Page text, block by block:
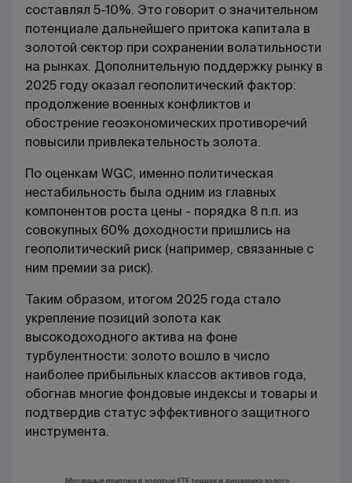
составлял 5-10%. Это говорит о значительном
потенциале дальнейшего притока капитала в
золотой сектор при сохранении волатильности
на рынках. Дополнительную поддержку рынку в
2025 году оказал геополитический фактор:
продолжение военных конфликтов и
обострение геоэкономических противоречий
повысили привлекательность золота.
По оценкам WGC, именно политическая
нестабильность была одним из главных
компонентов роста цены - порядка 8 п.п. из
совокупных 60% доходности пришлись на
геополитический риск (например, связанные с
ним премии за риск).
Таким образом, итогом 2025 года стало
укрепление позиций золота как
высокодоходного актива на фоне
турбулентности: золото вошло в число
наиболее прибыльных классов активов года,
обогнав многие фондовые индексы и товары и
подтвердив статус эффективного защитного
инструмента.